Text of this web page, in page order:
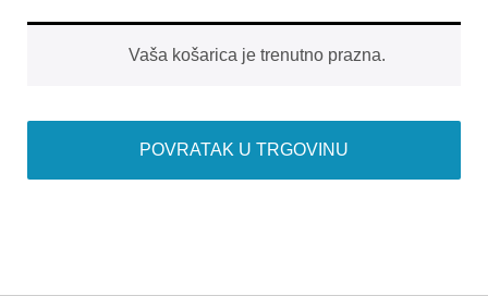
Vaša košarica je trenutno prazna.
POVRATAK U TRGOVINU